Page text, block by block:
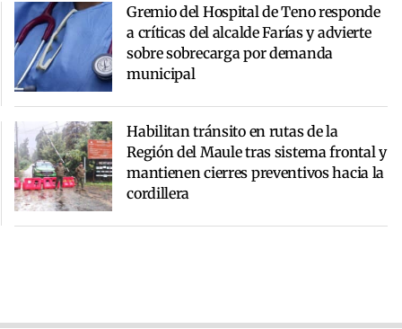
Gremio del Hospital de Teno responde
a críticas del alcalde Farías y advierte
sobre sobrecarga por demanda
municipal
Habilitan tránsito en rutas de la
Región del Maule tras sistema frontal y
mantienen cierres preventivos hacia la
cordillera